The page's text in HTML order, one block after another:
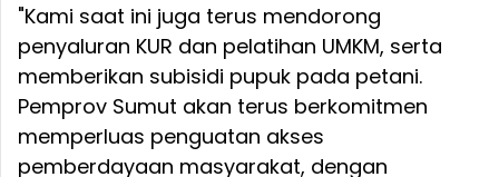
"Kami saat ini juga terus mendorong
penyaluran KUR dan pelatihan UMKM, serta
memberikan subisidi pupuk pada petani.
Pemprov Sumut akan terus berkomitmen
memperluas penguatan akses
pemberdayaan masyarakat, dengan